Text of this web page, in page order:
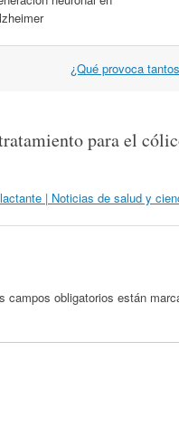
¿Qué provoca
para el
| Noticias de salud y
campos obligatorios están